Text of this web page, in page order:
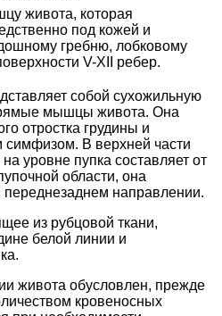
живота, которая
под кожей и
гребню, лобковому
V-XII ребер.
собой сухожильную
мышцы живота. Она
отростка грудины и
симфизом. В верхней части
уровне пупка составляет от
области, она
переднезаднем направлении.
из рубцовой ткани,
белой линии и
живота обусловлен, прежде
кровеносных